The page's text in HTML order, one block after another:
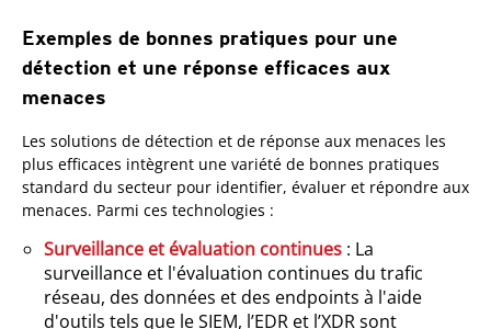
Exemples de bonnes pratiques pour une
détection et une réponse efficaces aux
menaces
Les solutions de détection et de réponse aux menaces les
plus efficaces intègrent une variété de bonnes pratiques
standard du secteur pour identifier, évaluer et répondre aux
menaces. Parmi ces technologies :
Surveillance et évaluation continues : La
surveillance et l'évaluation continues du trafic
réseau, des données et des endpoints à l'aide
d'outils tels que le SIEM, l’EDR et l’XDR sont